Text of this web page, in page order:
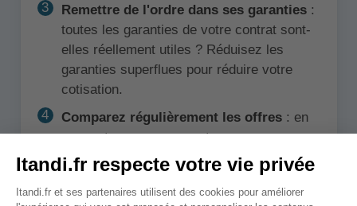
Remettre de l'ordre dans ses garanties :
toutes les garanties de votre contrat sont-
elles réellement utiles ? Réduisez les
garanties superflues pour réduire votre
cotisation.
Comparez régulièrement les offres: en
passant par un comparateur, vous pourrez
comparer les prix et les garanties de
milliers d'offres, vous saurez en un clin
d'œil si des économies sont possibles ou